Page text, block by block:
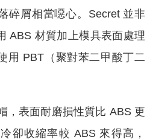
碎屑相當噁心。Secret 並非
ABS 材質加上模具表面處理
用 PBT（聚對苯二甲酸丁二
，表面耐磨損性質比 ABS 更
卻收縮率較 ABS 來得高，